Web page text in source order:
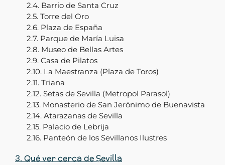
2.4. Barrio de Santa Cruz
2.5. Torre del Oro
2.6. Plaza de España
2.7. Parque de María Luisa
2.8. Museo de Bellas Artes
2.9. Casa de Pilatos
2.10. La Maestranza (Plaza de Toros)
2.11. Triana
2.12. Setas de Sevilla (Metropol Parasol)
2.13. Monasterio de San Jerónimo de Buenavista
2.14. Atarazanas de Sevilla
2.15. Palacio de Lebrija
2.16. Panteón de los Sevillanos Ilustres
3. Qué ver cerca de Sevilla